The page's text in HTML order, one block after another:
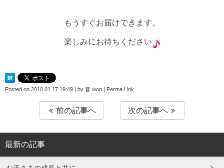
もうすぐお届けできます。
楽しみにお待ちください
Posted on 2018.01.17 19:49 | by 音 won | Perma Link
前の記事へ 次の記事へ
最新の記事